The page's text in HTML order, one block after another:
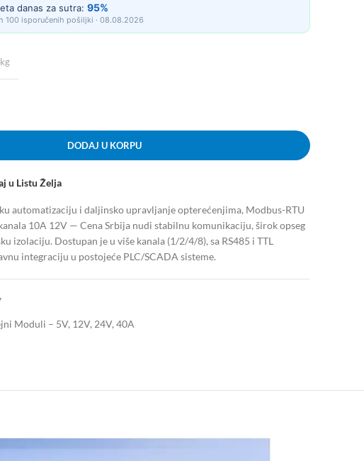
danas za sutra: 95%
100 isporučenih pošiljki · 08.08.2026
DODAJ U KORPU
u Listu Želja
automatizaciju i daljinsko upravljanje opterećenjima, Modbus-RTU
10A 12V — Cena Srbija nudi stabilnu komunikaciju, širok opseg
izolaciju. Dostupan je u više kanala (1/2/4/8), sa RS485 i TTL
integraciju u postojeće PLC/SCADA sisteme.
Moduli – 5V, 12V, 24V, 40A